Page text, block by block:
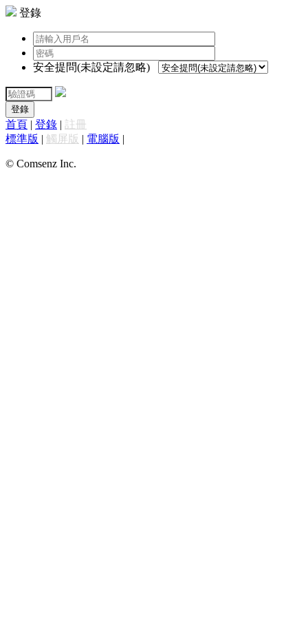
登錄
安全提問(未設定請忽略)
登錄
首頁 | 登錄 | 註冊
標準版 | 觸屏版 | 電腦版 |
© Comsenz Inc.